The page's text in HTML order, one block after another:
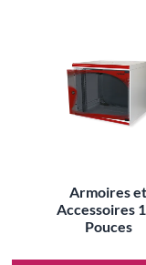
Armoires et
Accessoires
Pouces